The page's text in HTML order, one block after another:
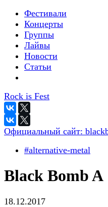
Фестивали
Концерты
Группы
Лайвы
Новости
Статьи
Rock is Fest
Официальный сайт:
#alternative-metal
Black Bomb A
18.12.2017